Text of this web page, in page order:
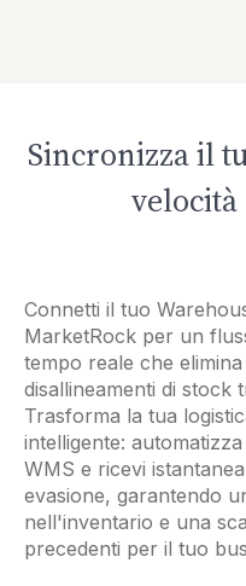
Sincronizza il
Connetti il tuo
MarketRock per un
tempo reale che
disallineamenti di stock
Trasforma la tua
intelligente:
WMS e ricevi
evasione, garantendo
nell'inventario e una
precedenti per il tuo